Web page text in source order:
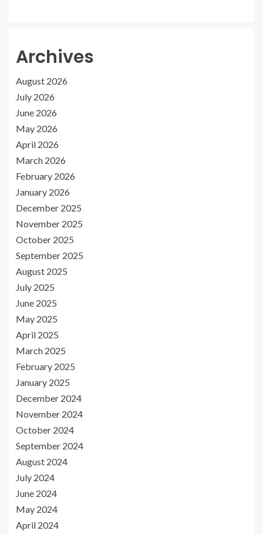
Archives
August 2026
July 2026
June 2026
May 2026
April 2026
March 2026
February 2026
January 2026
December 2025
November 2025
October 2025
September 2025
August 2025
July 2025
June 2025
May 2025
April 2025
March 2025
February 2025
January 2025
December 2024
November 2024
October 2024
September 2024
August 2024
July 2024
June 2024
May 2024
April 2024